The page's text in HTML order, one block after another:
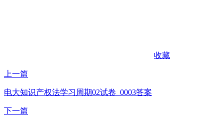
收藏
上一篇
电大知识产权法学习周期02试卷_0003答案
下一篇